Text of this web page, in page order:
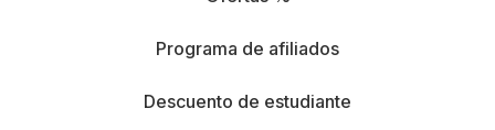
Programa de afiliados
Descuento de estudiante